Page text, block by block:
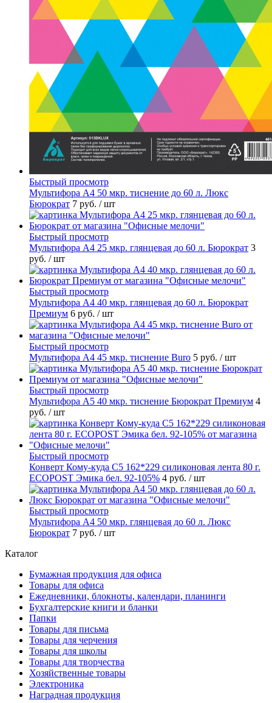
Быстрый просмотр
Мультифора А4 50 мкр. тиснение до 60 л. Люкс
Бюрократ 7 руб. / шт
Быстрый просмотр
Мультифора А4 25 мкр. глянцевая до 60 л. Бюрократ 3
руб. / шт
Быстрый просмотр
Мультифора А4 40 мкр. глянцевая до 60 л. Бюрократ
Премиум 6 руб. / шт
Быстрый просмотр
Мультифора А4 45 мкр. тиснение Buro 5 руб. / шт
Быстрый просмотр
Мультифора А5 40 мкр. тиснение Бюрократ Премиум 4
руб. / шт
Быстрый просмотр
Конверт Кому-куда С5 162*229 силиконовая лента 80 г.
ECOPOST Эмика бел. 92-105% 4 руб. / шт
Быстрый просмотр
Мультифора А4 50 мкр. глянцевая до 60 л. Люкс
Бюрократ 7 руб. / шт
Каталог
Бумажная продукция для офиса
Товары для офиса
Ежедневники, блокноты, календари, планинги
Бухгалтерские книги и бланки
Папки
Товары для письма
Товары для черчения
Товары для школы
Товары для творчества
Хозяйственные товары
Электроника
Наградная продукция